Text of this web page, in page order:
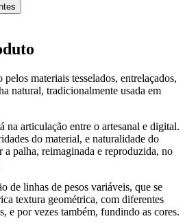
materiais tesselados, entrelaçados,
natural, tradicionalmente usada em
na articulação entre o artesanal e digital.
do material, e naturalidade do
a palha, reimaginada e reproduzida, no
de linhas de pesos variáveis, que se
textura geométrica, com diferentes
e por vezes também, fundindo as cores.